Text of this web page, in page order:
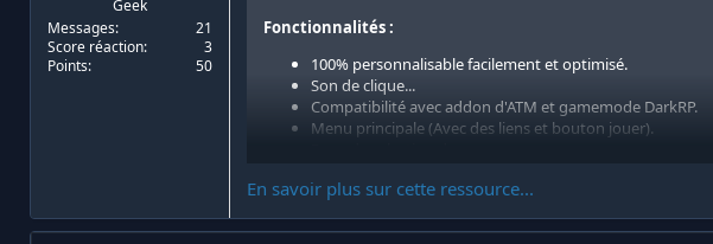
s
c
u
Geek
Messages
21
Score réaction
3
Points
50
Fonctionnalités :
100% personnalisable facilement et optimisé.
Son de clique...
Compatibilité avec addon d'ATM et gamemode DarkRP.
Menu principale (Avec des liens et bouton jouer).
En savoir plus sur cette ressource...